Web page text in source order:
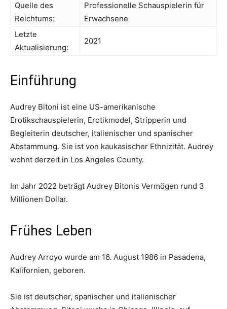
Quelle des
Reichtums:
Professionelle Schauspielerin für
Erwachsene
Letzte
Aktualisierung:
2021
Einführung
Audrey Bitoni ist eine US-amerikanische
Erotikschauspielerin, Erotikmodel, Stripperin und
Begleiterin deutscher, italienischer und spanischer
Abstammung. Sie ist von kaukasischer Ethnizität. Audrey
wohnt derzeit in Los Angeles County.
Im Jahr 2022 beträgt Audrey Bitonis Vermögen rund 3
Millionen Dollar.
Frühes Leben
Audrey Arroyo wurde am 16. August 1986 in Pasadena,
Kalifornien, geboren.
Sie ist deutscher, spanischer und italienischer